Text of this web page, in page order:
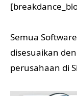
Semua
disesuaikan
perusahaan di